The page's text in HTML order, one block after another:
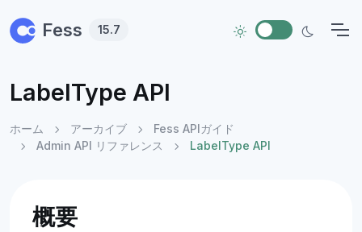
Fess 15.7
LabelType API
ホーム アーカイブ
Fess APIガイド
Admin API リファレンス
LabelType API
概要